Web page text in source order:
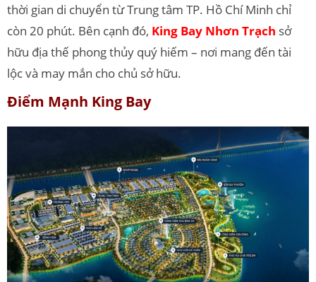
thời gian di chuyển từ Trung tâm TP. Hồ Chí Minh chỉ
còn 20 phút. Bên cạnh đó, King Bay Nhơn Trạch sở
hữu địa thế phong thủy quý hiếm – nơi mang đến tài
lộc và may mắn cho chủ sở hữu.
Điểm Mạnh King Bay